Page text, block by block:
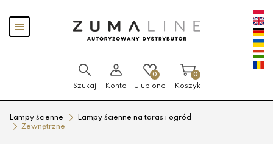
Pokaż
menu
Szukaj Konto
0
Ulubione
0
Koszyk
Lampy ścienne
Lampy ścienne na taras i ogród
Zewnętrzne